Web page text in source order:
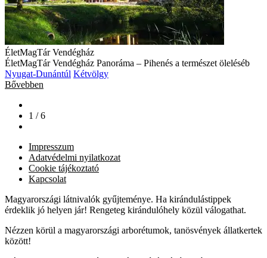
ÉletMagTár Vendégház
ÉletMagTár Vendégház Panoráma – Pihenés a természet öleléséb
Nyugat-Dunántúl Kétvölgy
Bővebben
1 / 6
Impresszum
Adatvédelmi nyilatkozat
Cookie tájékoztató
Kapcsolat
Magyarországi látnivalók gyűjteménye. Ha kirándulástippek
érdeklik jó helyen jár! Rengeteg kirándulóhely közül válogathat.
Nézzen körül a magyarországi arborétumok, tanösvények állatkertek
között!